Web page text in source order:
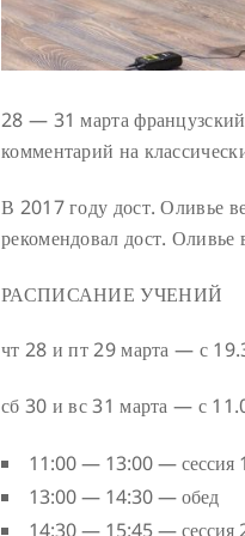
28 — 31 марта
комментарий на
В 2017 году дост. Оливье
рекомендовал дост.
РАСПИСАНИЕ УЧЕНИЙ
чт 28 и пт 29 марта — с
сб 30 и вс 31 марта — с
11:00 — 13:00 — сессия 1
13:00 — 14:30 — обед
14:30 — 15:45 — сессия